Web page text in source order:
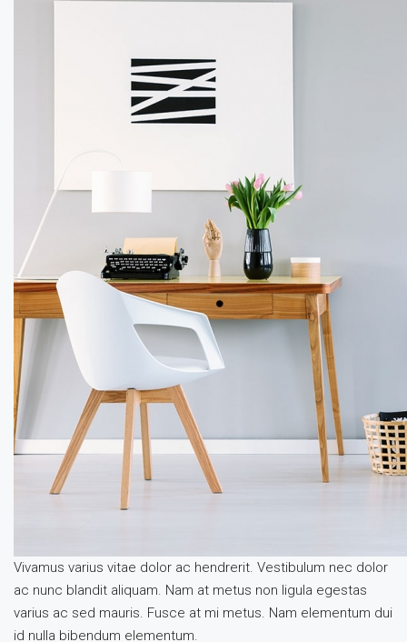
Vivamus varius vitae dolor ac hendrerit. Vestibulum nec dolor
ac nunc blandit aliquam. Nam at metus non ligula egestas
varius ac sed mauris. Fusce at mi metus. Nam elementum dui
id nulla bibendum elementum.